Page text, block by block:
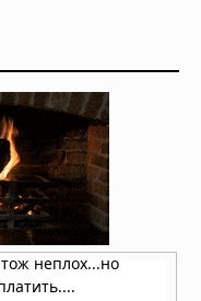
часа десять
института нашли
то
Случилось с
году